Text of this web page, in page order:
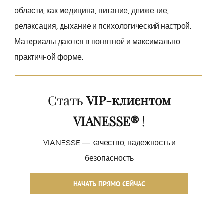
области, как медицина, питание, движение,
релаксация, дыхание и психологический настрой.
Материалы даются в понятной и максимально
практичной форме.
СтатьVIP-клиентом
VIANESSE® !
VIANESSE — качество, надежность и
безопасность
НАЧАТЬ ПРЯМО СЕЙЧАС